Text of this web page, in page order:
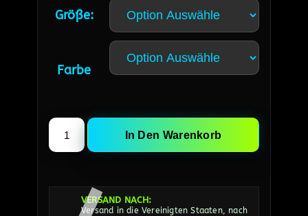
Größe:
Farbe
In Den Warenkorb
VERSAND NACH:
Versand in die Vereinigten Staaten, nach